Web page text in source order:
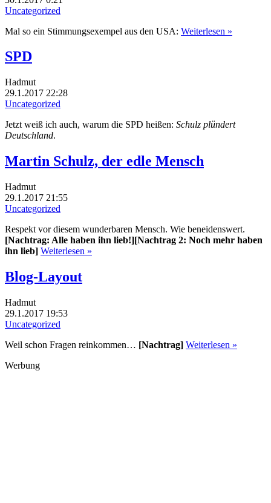
Uncategorized
Mal so ein Stimmungsexempel aus den USA: Weiterlesen »
SPD
Hadmut
29.1.2017 22:28
Uncategorized
Jetzt weiß ich auch, warum die SPD heißen: Schulz plündert
Deutschland.
Martin Schulz, der edle Mensch
Hadmut
29.1.2017 21:55
Uncategorized
Respekt vor diesem wunderbaren Mensch. Wie beneidenswert.
[Nachtrag: Alle haben ihn lieb!][Nachtrag 2: Noch mehr haben
ihn lieb] Weiterlesen »
Blog-Layout
Hadmut
29.1.2017 19:53
Uncategorized
Weil schon Fragen reinkommen… [Nachtrag] Weiterlesen »
Werbung